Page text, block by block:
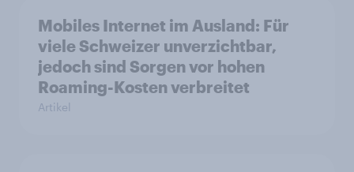
Mobiles Internet im Ausland: Für
viele Schweizer unverzichtbar,
jedoch sind Sorgen vor hohen
Roaming-Kosten verbreitet
Artikel